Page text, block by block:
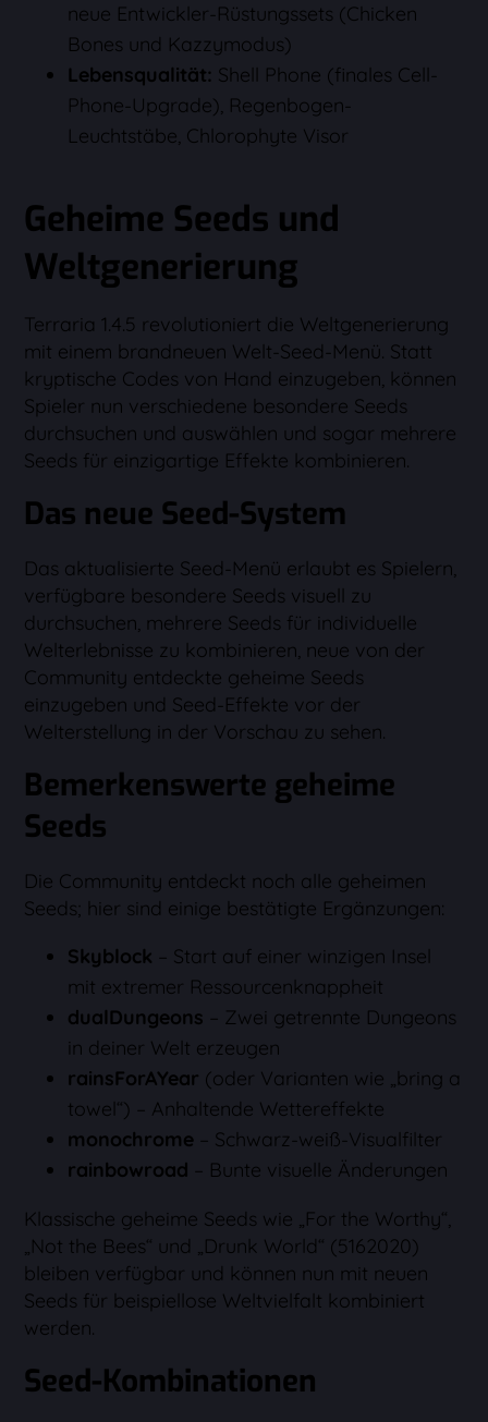
neue Entwickler-Rüstungssets (Chicken
Bones und Kazzymodus)
Lebensqualität: Shell Phone (finales Cell-
Phone-Upgrade), Regenbogen-
Leuchtstäbe, Chlorophyte Visor
Geheime Seeds und
Weltgenerierung
Terraria 1.4.5 revolutioniert die Weltgenerierung
mit einem brandneuen Welt-Seed-Menü. Statt
kryptische Codes von Hand einzugeben, können
Spieler nun verschiedene besondere Seeds
durchsuchen und auswählen und sogar mehrere
Seeds für einzigartige Effekte kombinieren.
Das neue Seed-System
Das aktualisierte Seed-Menü erlaubt es Spielern,
verfügbare besondere Seeds visuell zu
durchsuchen, mehrere Seeds für individuelle
Welterlebnisse zu kombinieren, neue von der
Community entdeckte geheime Seeds
einzugeben und Seed-Effekte vor der
Welterstellung in der Vorschau zu sehen.
Bemerkenswerte geheime
Seeds
Die Community entdeckt noch alle geheimen
Seeds; hier sind einige bestätigte Ergänzungen:
Skyblock – Start auf einer winzigen Insel
mit extremer Ressourcenknappheit
dualDungeons – Zwei getrennte Dungeons
in deiner Welt erzeugen
rainsForAYear (oder Varianten wie „bring a
towel“) – Anhaltende Wettereffekte
monochrome – Schwarz-weiß-Visualfilter
rainbowroad – Bunte visuelle Änderungen
Klassische geheime Seeds wie „For the Worthy“,
„Not the Bees“ und „Drunk World“ (5162020)
bleiben verfügbar und können nun mit neuen
Seeds für beispiellose Weltvielfalt kombiniert
werden.
Seed-Kombinationen